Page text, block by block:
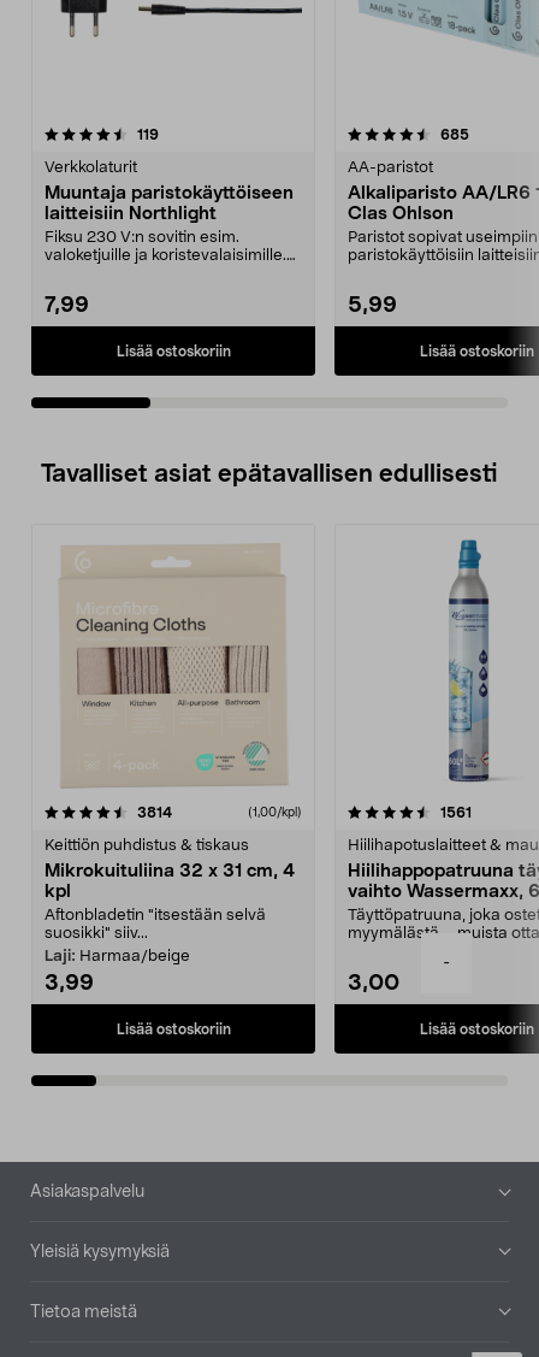
-
119arvostelut
Verkkolaturit
Muuntaja paristokäyttöiseen
laitteisiin Northlight
Fiksu 230 V:n sovitin esim.
valoketjuille ja koristevalaisimille.
7,99
Lisää ostoskoriin
4.5viidestä
685arvostelut
AA-paristot
Alkaliparisto AA/LR6
Clas Ohlson
Paristot sopivat useimpiin
paristokäyttöisiin
5,99
Lisää ostoskoriin
4.5viidestä
Tavalliset asiat epätavallisen edullisesti
3814arvostelut (1,00/kpl)
Keittiön puhdistus & tiskaus
Mikrokuituliina 32 x 31 cm, 4
kpl
Aftonbladetin "itsestään selvä
suosikki" siiv...
Laji: Harmaa/beige
3,99
Lisää ostoskoriin
4.5viidestä
1561
Hiilihapotuslaitteet &
Hiilihappopatruuna
vaihto Wassermaxx,
Täyttöpatruuna, joka
myymälästä – muista
3,00
Lisää ostoskoriin
4.5viidestä
Alatunniste
Asiakaspalvelu
Yleisiä kysymyksiä
Tietoa meistä